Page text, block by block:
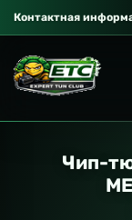
Контактная
Чип-